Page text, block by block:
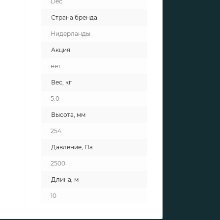
Страна бренда
Нидерланды
Акция
нет
Вес, кг
5.0
Высота, мм
254
Давление, Па
2500
Длина, м
10